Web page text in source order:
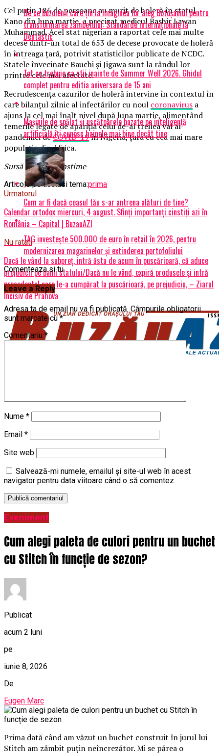
Cel puţin 186 de persoane au murit de holeră în statul
Kano din luna martie, a precizat medicul Bashir Lawan
Muhammad. Acel stat nigerian a raportat cele mai multe
decese dintr-un total de 653 de decese provocate de holeră
în întreaga ţară, potrivit statisticilor publicate de NCDC.
Statele învecinate Bauchi şi Jigawa sunt la rândul lor
printre cele mai afectate.
Recrudescenţa cazurilor de holeră intervine în contextul în
care bilanţul zilnic al infectărilor cu noul coronavirus a
ajuns la cel mai înalt nivel după luna martie, alimentând
temerile legate de apariţia celui de-al treilea val al
pandemiei deCOVID-19în Nigeria, ţara cu cea mai mare
populaţie din Africa.
Sursă foto: Dreamstime
Articole pe aceiasi tema:prima
Urmatorul
Calendar ortodox miercuri, 4 august. Sfinți importanți cinstiți azi în
România – Capital | BuzauAZI
Nu ratati
Dacă le vând la subpreț, intră ăsta de acum în puscărioară, că aduce
prejudicii pe banii statului/Dacă nu le vând, expiră produsele și intră
precedentul care le-a cumpărat la puscărioară, pe prejudiciu, – Ziarul
Incisiv de Prahova
De ce buzoienii care țin la imaginea lor aleg Botoșaniul pentru
transformarea zâmbetului: Standarde internaționale la
Dentastic
Tot ce trebuie sa stii inainte de Summer Well 2026. Ghidul
complet pentru editia aniversara de 15 ani
Mașinile de spălat și uscătoarele bazate pe inteligență
artificială îți cunosc hainele mai bine decât tine
Cum ar fi dacă ceasul tău s-ar antrena alături de tine?
TAG investește 500.000 de euro în retail în 2026, pentru
modernizarea magazinelor și extinderea portofoliului
Comenteaza si tu
Leave a Reply
Adresa ta de email nu va fi publicată. Câmpurile obligatorii
sunt marcate cu*
Comentariu *
Nume *
Email *
Site web
Salvează-mi numele, emailul și site-ul web în acest
navigator pentru data viitoare când o să comentez.
Eveniment
Cum alegi paleta de culori pentru un buchet
cu Stitch în funcție de sezon?
Publicat
acum 2 luni
pe
iunie 8, 2026
De
Eugen Marc
Prima dată când am văzut un buchet construit în jurul lui
Stitch am zâmbit puțin neîncrezător. Mi se părea o